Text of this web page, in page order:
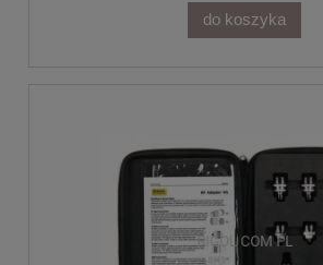
do koszyka